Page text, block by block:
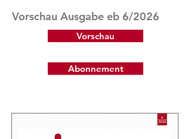
Vorschau Ausgabe eb 6/2026
Vorschau
Abonnement